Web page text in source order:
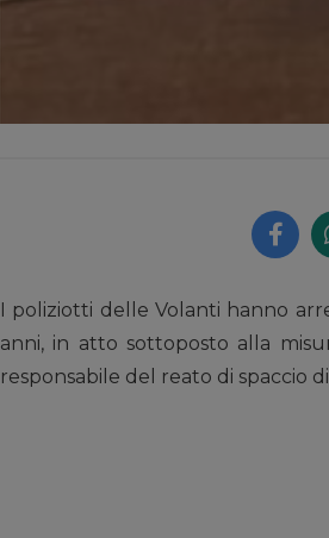
I poliziotti delle Volanti hanno
anni, in atto sottoposto alla
responsabile del reato di spaccio